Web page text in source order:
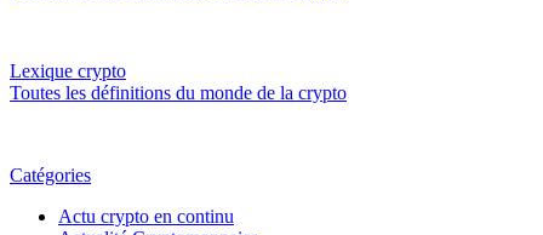
Lexique crypto
Toutes les définitions du monde de la crypto
Catégories
Actu crypto en continu